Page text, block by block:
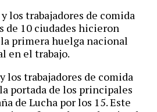
los trabajadores de comida
de 10 ciudades hicieron
primera huelga nacional
en el trabajo.
los trabajadores de comida
portada de los principales
de Lucha por los 15. Este